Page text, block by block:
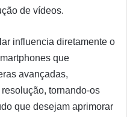
de vídeos.
influencia diretamente o
que
avançadas,
tornando-os
que desejam aprimorar